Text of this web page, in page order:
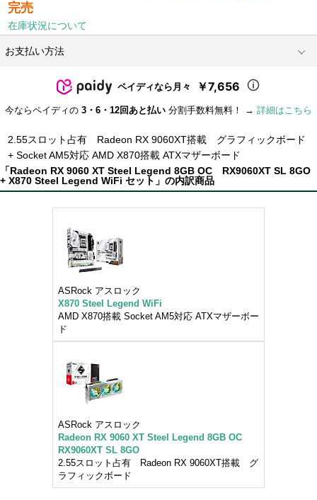
完売
在庫状況について
お支払い方法
ペイディなら月々 ￥7,656
今ならペイディの 3・6・12回あと払い 分割手数料無料！ → 詳細はこちら
2.55スロット占有 Radeon RX 9060XT搭載 グラフィックボード
+ Socket AM5対応 AMD X870搭載 ATXマザーボード
「Radeon RX 9060 XT Steel Legend 8GB OC RX9060XT SL 8GO
+ X870 Steel Legend WiFi セット」の内訳商品
ASRock アスロック
X870 Steel Legend WiFi
AMD X870搭載 Socket AM5対応 ATXマザーボー
ド
ASRock アスロック
Radeon RX 9060 XT Steel Legend 8GB OC
RX9060XT SL 8GO
2.55スロット占有 Radeon RX 9060XT搭載 グ
ラフィックボード